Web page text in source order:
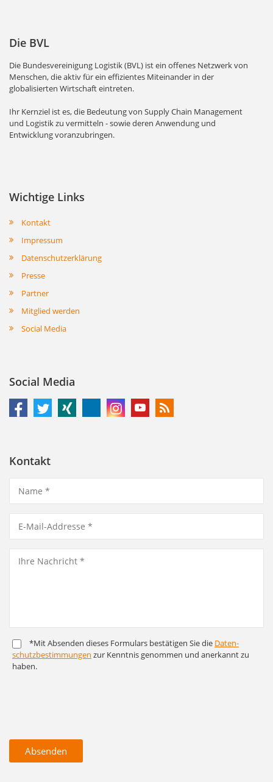
Die BVL
Die Bundesvereinigung Logistik (BVL) ist ein offenes Netzwerk von
Menschen, die aktiv für ein effizientes Miteinander in der
globalisierten Wirtschaft eintreten.
Ihr Kernziel ist es, die Bedeutung von Supply Chain Management
und Logistik zu vermitteln - sowie deren Anwendung und
Entwicklung voranzubringen.
Wichtige Links
Kontakt
Impressum
Datenschutzerklärung
Presse
Partner
Mitglied werden
Social Media
Social Media
Kontakt
*Mit Absenden dieses Formulars bestätigen Sie die Daten­
schutz­bestim­mungen zur Kenntnis genommen und anerkannt zu
haben.
Absenden